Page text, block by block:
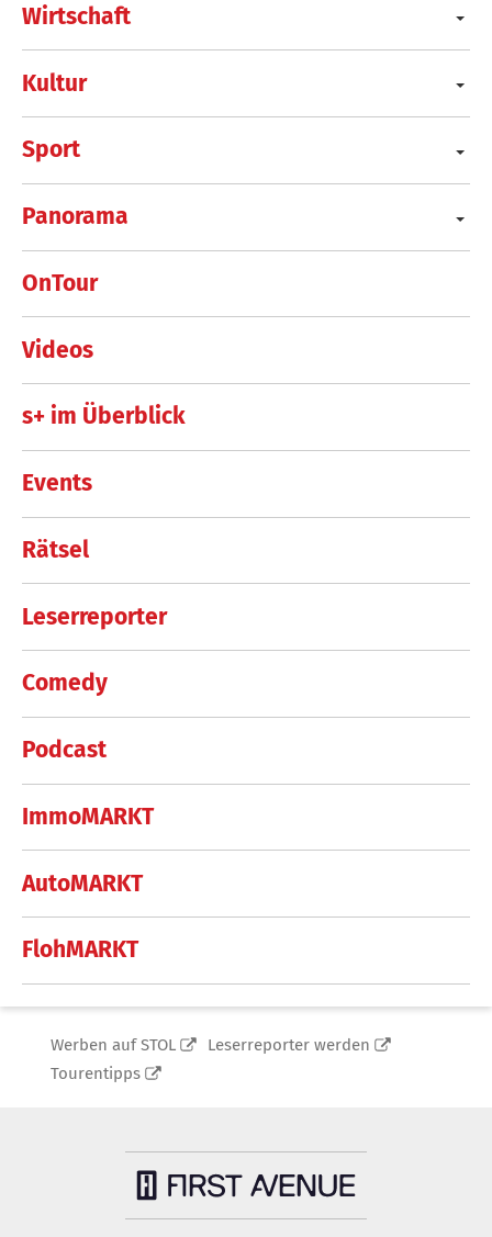
Wirtschaft
Kultur
Sport
Panorama
OnTour
Videos
s+ im Überblick
Events
Rätsel
Leserreporter
Comedy
Podcast
ImmoMARKT
AutoMARKT
FlohMARKT
Werben auf STOL
Leserreporter werden
Tourentipps